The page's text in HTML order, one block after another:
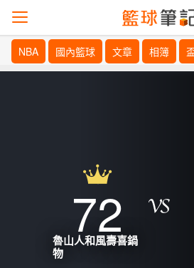
NBA 國內籃球 文章 相簿
72
魯山人和風壽喜鍋
物